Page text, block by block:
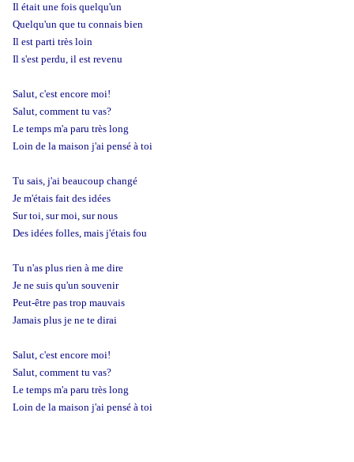
Il était une fois quelqu'un
Quelqu'un que tu connais bien
Il est parti très loin
Il s'est perdu, il est revenu
Salut, c'est encore moi!
Salut, comment tu vas?
Le temps m'a paru très long
Loin de la maison j'ai pensé à toi
Tu sais, j'ai beaucoup changé
Je m'étais fait des idées
Sur toi, sur moi, sur nous
Des idées folles, mais j'étais fou
Tu n'as plus rien à me dire
Je ne suis qu'un souvenir
Peut-être pas trop mauvais
Jamais plus je ne te dirai
Salut, c'est encore moi!
Salut, comment tu vas?
Le temps m'a paru très long
Loin de la maison j'ai pensé à toi